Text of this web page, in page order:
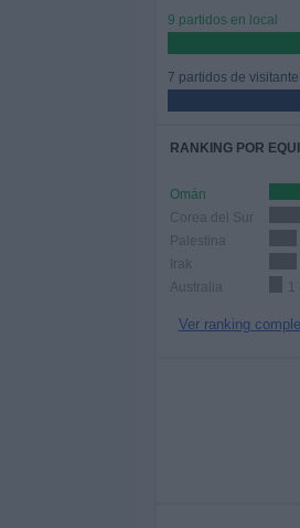
9 partidos en local
7 partidos de visitante
RANKING POR
Omán
Corea del Sur
Palestina
Irak
Australia
Ver ranking